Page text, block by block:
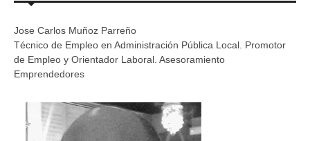
Jose Carlos Muñoz Parreño
Técnico de Empleo en Administración Pública Local. Promotor
de Empleo y Orientador Laboral. Asesoramiento
Emprendedores